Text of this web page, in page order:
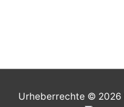
Urheberrechte © 2026